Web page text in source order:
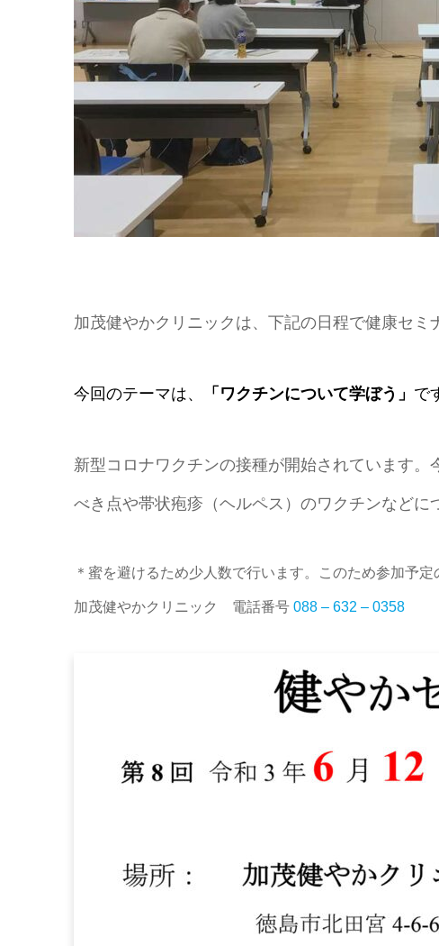
加茂健やかクリニックは、下記の日程で健康セミ
今回のテーマは、 「 ワクチンについて学ぼう 」 で
新型コロナワクチンの接種が開始されています
べき点や帯状疱疹（ヘルペス）のワクチンなどに
＊蜜を避けるため少人数で行います。このため参加予定
加茂健やかクリニック 電話番号 088 – 632 – 0358